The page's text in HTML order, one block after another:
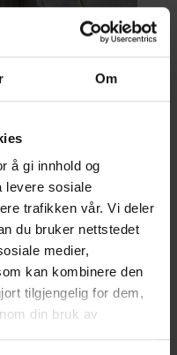
Om
å gi innhold og
levere sosiale
trafikken vår. Vi deler
du bruker nettstedet
medier,
kan kombinere den
tilgjengelig for dem,
din bruk av
BAD